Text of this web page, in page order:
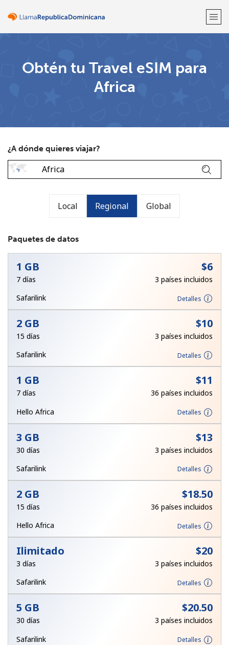
¿Ya tienes una cuenta?Inicia sesión →
No se ha creado una contraseña
Mínimo 8 caracteres
Una letra mayúscula y una minúscula
Un caracter especial
Mantente en contacto para recibir nuestras mejores
ofertas.
Al abrir una cuenta en este sitio web, estoy de acuerdo con
Inicia sesión oREGÍSTRATE →
Obtén tu Travel eSIM para
Africa
¿A dónde quieres viajar?
Local Regional Global
Paquetes de datos
1 GB ⁦$6⁩
7 días
3 países incluidos
Safarilink
Detalles
2 GB ⁦$10⁩
15 días
3 países incluidos
Safarilink
Detalles
1 GB ⁦$11⁩
7 días
36 países incluidos
Hello Africa
Detalles
3 GB ⁦$13⁩
30 días
3 países incluidos
Safarilink
Detalles
2 GB ⁦$18.50⁩
15 días
36 países incluidos
Hello Africa
Detalles
Ilimitado ⁦$20⁩
3 días
3 países incluidos
Safarilink
Detalles
5 GB ⁦$20.50⁩
30 días
3 países incluidos
Safarilink
Detalles